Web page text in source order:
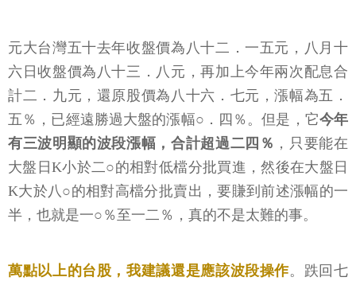
元大台灣五十去年收盤價為八十二．一五元，八月十
六日收盤價為八十三．八元，再加上今年兩次配息合
計二．九元，還原股價為八十六．七元，漲幅為五．
五％，已經遠勝過大盤的漲幅○．四％。但是，它今年
有三波明顯的波段漲幅，合計超過二四％ ，只要能在
大盤日K小於二○的相對低檔分批買進，然後在大盤日
K大於八○的相對高檔分批賣出，要賺到前述漲幅的一
半，也就是一○％至一二％，真的不是太難的事。
萬點以上的台股，我建議還是應該波段操作。跌回七